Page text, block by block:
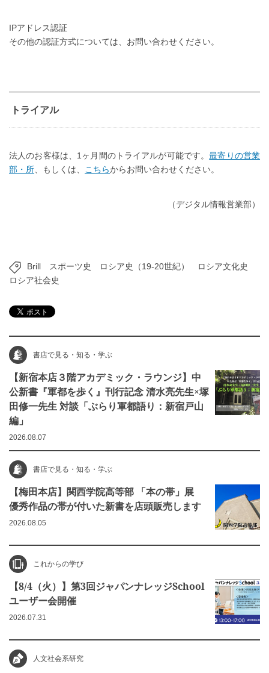
IPアドレス認証
その他の認証方式については、お問い合わせください。
トライアル
法人のお客様は、1ヶ月間のトライアルが可能です。最寄りの営業
部・所 、もしくは、 こちらからお問い合わせください。
（デジタル情報営業部）
Brill スポーツ史 ロシア史（19-20世紀）
ロシア文化史
ロシア社会史
書店で見る・知る・学ぶ
【新宿本店３階アカデミック・ラウンジ】中
公新書『軍都を歩く』刊行記念 清水亮先生×塚
田修一先生 対談「ぶらり軍都語り：新宿戸山
編」
2026.08.07
書店で見る・知る・学ぶ
【梅田本店】関西学院高等部 「本の帯」展
優秀作品の帯が付いた新書を店頭販売します
2026.08.05
これからの学び
【8/4（火）】第3回ジャパンナレッジSchool
ユーザー会開催
2026.07.31
人文社会系研究